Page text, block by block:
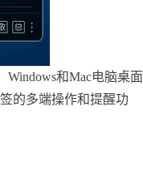
Windows和Mac电脑桌面
的多端操作和提醒功